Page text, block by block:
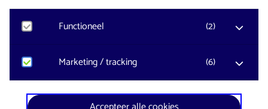
Functioneel (2)
Noodzakelijk
Voor het functioneren van de website en het
onthouden van voorkeuren worden functionele
cookies geplaatst. Hierbij worden geen
Marketing / tracking (6)
YouTube
Voorwaarden Cookies Pers